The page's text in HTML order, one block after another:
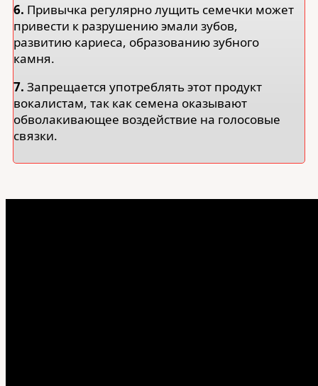
6. Привычка регулярно лущить семечки может
привести к разрушению эмали зубов,
развитию кариеса, образованию зубного
камня.
7. Запрещается употреблять этот продукт
вокалистам, так как семена оказывают
обволакивающее воздействие на голосовые
связки.